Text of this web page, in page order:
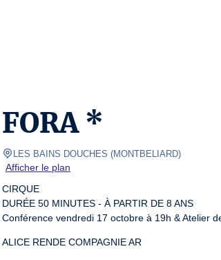
FORA *
LES BAINS DOUCHES (MONTBELIARD)
Afficher le plan
CIRQUE
DURÉE 50 MINUTES - À PARTIR DE 8 ANS
Conférence vendredi 17 octobre à 19h & Atelier
ALICE RENDE COMPAGNIE AR